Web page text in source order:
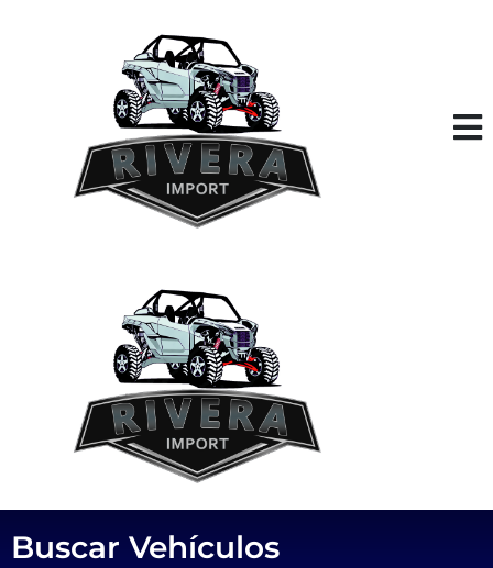
Buscar Vehículos